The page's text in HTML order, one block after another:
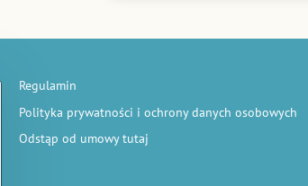
Regulamin
Polityka prywatności i ochrony danych osobowych
Odstąp od umowy tutaj